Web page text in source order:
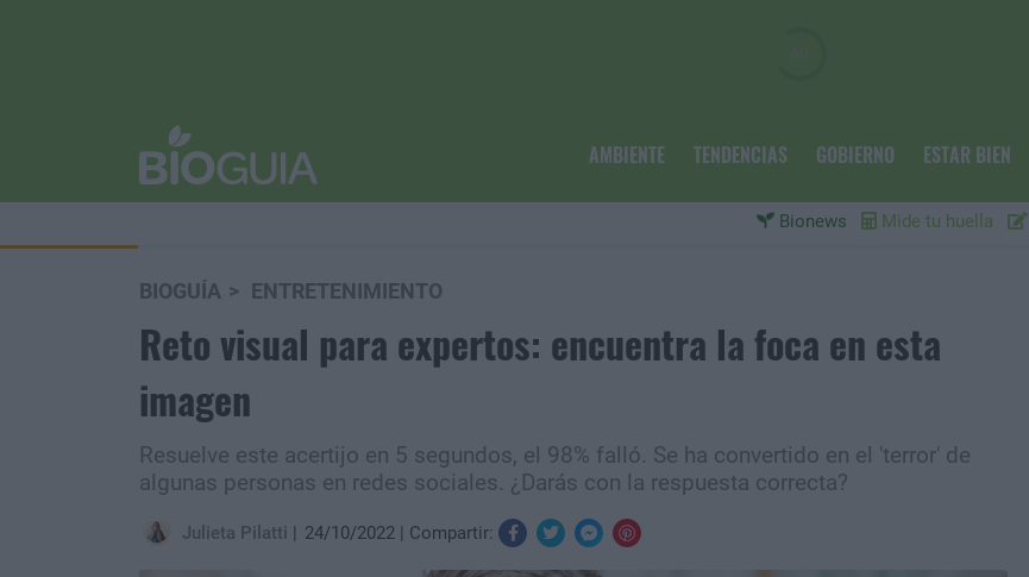
AMBIENTE TENDENCIAS GOBIERNO ESTAR BIEN
Bionews Mide tu huella
BIOGUÍA ENTRETENIMIENTO
Reto visual para expertos: encuentra la foca en esta
imagen
Resuelve este acertijo en 5 segundos, el 98% falló. Se ha convertido en el 'terror' de
algunas personas en redes sociales. ¿Darás con la respuesta correcta?
Julieta Pilatti 24/10/2022 Compartir: